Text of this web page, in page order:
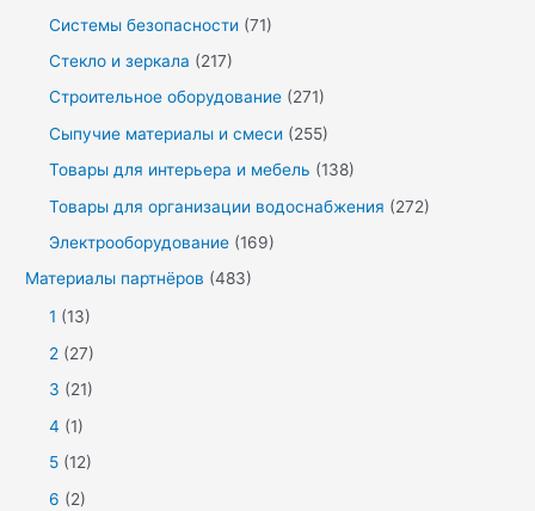
Системы безопасности (71)
Стекло и зеркала (217)
Строительное оборудование (271)
Сыпучие материалы и смеси (255)
Товары для интерьера и мебель (138)
Товары для организации водоснабжения (272)
Электрооборудование (169)
Материалы партнёров (483)
1 (13)
2 (27)
3 (21)
4 (1)
5 (12)
6 (2)